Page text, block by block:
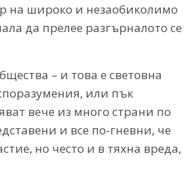
на широко и незаобиколимо
да прелее разгърналото се
– и това е световна
или пък
вече из много страни по
и все по-гневни, че
но често и в тяхна вреда,